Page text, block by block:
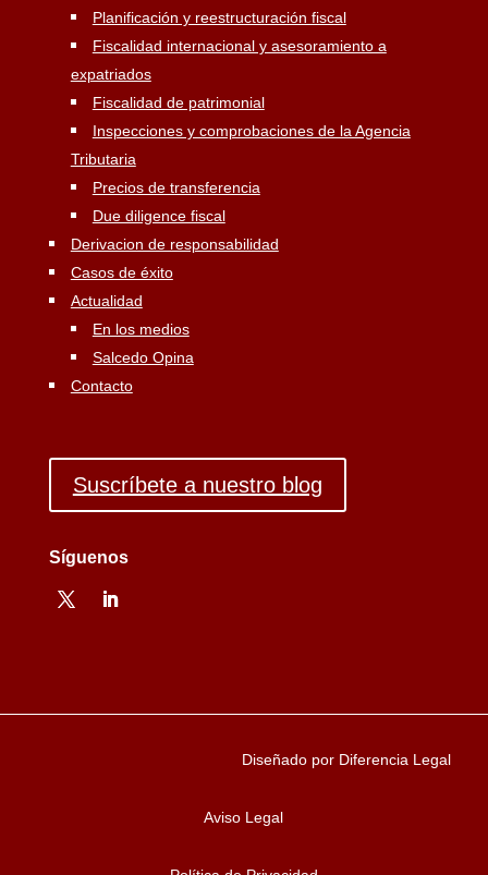
Planificación y reestructuración fiscal
Fiscalidad internacional y asesoramiento a
expatriados
Fiscalidad de patrimonial
Inspecciones y comprobaciones de la Agencia
Tributaria
Precios de transferencia
Due diligence fiscal
Derivacion de responsabilidad
Casos de éxito
Actualidad
En los medios
Salcedo Opina
Contacto
Suscríbete a nuestro blog
Síguenos
Diseñado por Diferencia Legal
Aviso Legal